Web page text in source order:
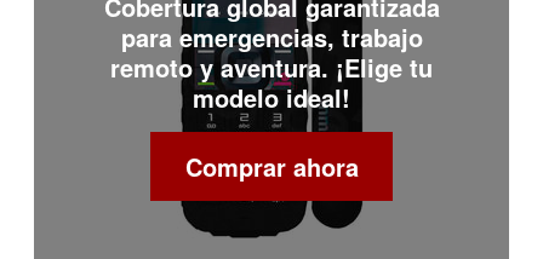
Cobertura global garantizada
para emergencias, trabajo
remoto y aventura. ¡Elige tu
modelo ideal!
Comprar ahora